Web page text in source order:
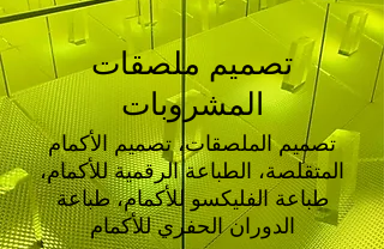
تصميم ملصقات
المشروبات
تصميم الملصقات، تصميم الأكمام
المتقلصة، الطباعة الرقمية للأكمام،
طباعة الفليكسو للأكمام، طباعة
الدوران الحفري للأكمام